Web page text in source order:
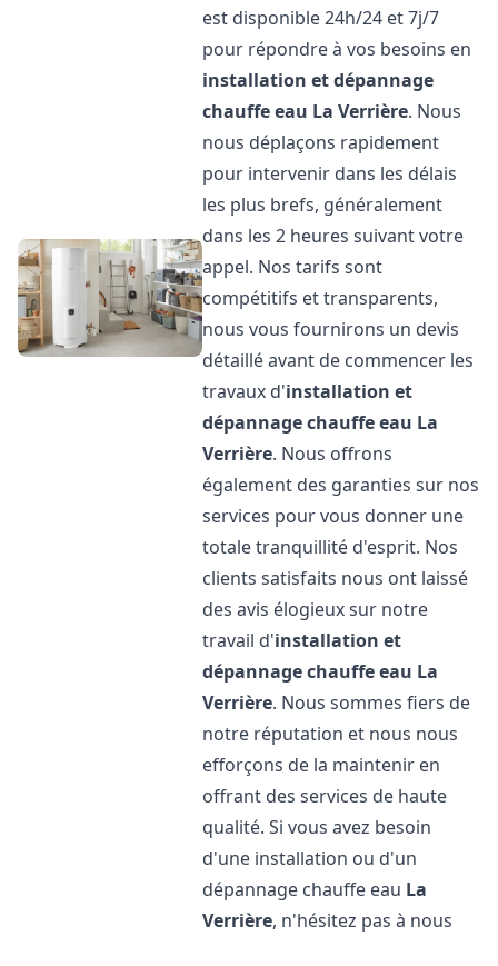
est disponible 24h/24 et 7j/7
pour répondre à vos besoins en
installation et dépannage
chauffe eau La Verrière. Nous
nous déplaçons rapidement
pour intervenir dans les délais
les plus brefs, généralement
dans les 2 heures suivant votre
appel. Nos tarifs sont
compétitifs et transparents,
nous vous fournirons un devis
détaillé avant de commencer les
travaux d'installation et
dépannage chauffe eau La
Verrière. Nous offrons
également des garanties sur nos
services pour vous donner une
totale tranquillité d'esprit. Nos
clients satisfaits nous ont laissé
des avis élogieux sur notre
travail d'installation et
dépannage chauffe eau La
Verrière. Nous sommes fiers de
notre réputation et nous nous
efforçons de la maintenir en
offrant des services de haute
qualité. Si vous avez besoin
d'une installation ou d'un
dépannage chauffe eau La
Verrière, n'hésitez pas à nous